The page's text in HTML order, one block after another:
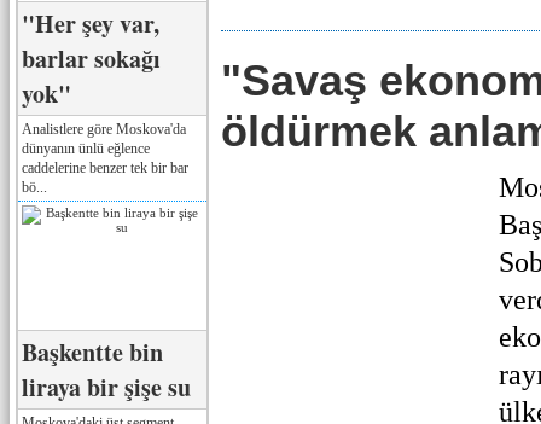
"Her şey var,
barlar sokağı
yok"
Analistlere göre Moskova'da
dünyanın ünlü eğlence
caddelerine benzer tek bir bar
bö...
Başkentte bin
liraya bir şişe su
"Savaş
öldürmek